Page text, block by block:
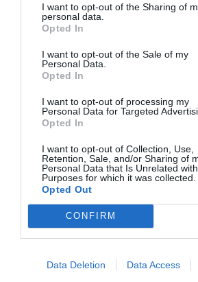
I want to opt-out of the Sharing of
personal data.
Opted In
I want to opt-out of the Sale of my
Personal Data.
Opted In
I want to opt-out of processing my
Personal Data for Targeted
Opted In
I want to opt-out of Collection, Use,
Retention, Sale, and/or Sharing of
Personal Data that Is Unrelated
Purposes for which it was collected.
Opted Out
CONFIRM
Data Deletion Data Access
10 impresoras 3D fabricadas
planta de Lleida.
La empresa ha
papel clave en la
tecnológica del
impulsando más
aulas en centros de
formación
Compromiso con